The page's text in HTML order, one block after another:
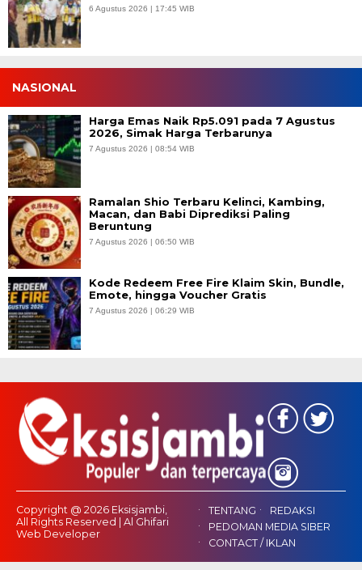
6 Agustus 2026 | 17:45 WIB
NASIONAL
Harga Emas Naik Rp5.091 pada 7 Agustus
2026, Simak Harga Terbarunya
7 Agustus 2026 | 08:54 WIB
Ramalan Shio Terbaru Kelinci, Kambing,
Macan, dan Babi Diprediksi Paling
Beruntung
7 Agustus 2026 | 06:50 WIB
Kode Redeem Free Fire Klaim Skin, Bundle,
Emote, hingga Voucher Gratis
7 Agustus 2026 | 06:29 WIB
Copyright @ 2026 Eksisjambi,
All Rights Reserved | Al Ghifari
Web Developer
TENTANG
REDAKSI
PEDOMAN MEDIA SIBER
CONTACT / IKLAN